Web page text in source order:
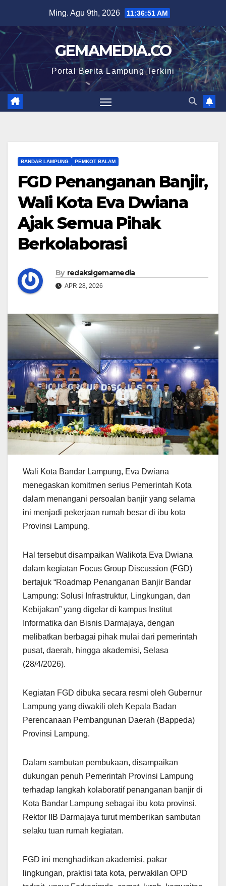
content
Ming. Agu 9th, 2026 11:36:52 AM
GEMAMEDIA.CO
Portal Berita Lampung Terkini
BANDAR LAMPUNG PEMKOT BALAM
FGD Penanganan Banjir,
Wali Kota Eva Dwiana
Ajak Semua Pihak
Berkolaborasi
By redaksigemamedia
APR 28, 2026
Wali Kota Bandar Lampung, Eva Dwiana
menegaskan komitmen serius Pemerintah Kota
dalam menangani persoalan banjir yang selama
ini menjadi pekerjaan rumah besar di ibu kota
Provinsi Lampung.
Hal tersebut disampaikan Walikota Eva Dwiana
dalam kegiatan Focus Group Discussion (FGD)
bertajuk “Roadmap Penanganan Banjir Bandar
Lampung: Solusi Infrastruktur, Lingkungan, dan
Kebijakan” yang digelar di kampus Institut
Informatika dan Bisnis Darmajaya, dengan
melibatkan berbagai pihak mulai dari pemerintah
pusat, daerah, hingga akademisi, Selasa
(28/4/2026).
Kegiatan FGD dibuka secara resmi oleh Gubernur
Lampung yang diwakili oleh Kepala Badan
Perencanaan Pembangunan Daerah (Bappeda)
Provinsi Lampung.
Dalam sambutan pembukaan, disampaikan
dukungan penuh Pemerintah Provinsi Lampung
terhadap langkah kolaboratif penanganan banjir di
Kota Bandar Lampung sebagai ibu kota provinsi.
Rektor IIB Darmajaya turut memberikan sambutan
selaku tuan rumah kegiatan.
FGD ini menghadirkan akademisi, pakar
lingkungan, praktisi tata kota, perwakilan OPD